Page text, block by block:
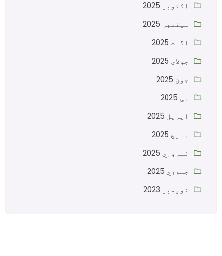
اکتوبر 2025
سپتمبر 2025
اگست 2025
جولای 2025
جون 2025
مې 2025
اپریل 2025
مارچ 2025
فبروري 2025
جنوري 2025
نوومبر 2023